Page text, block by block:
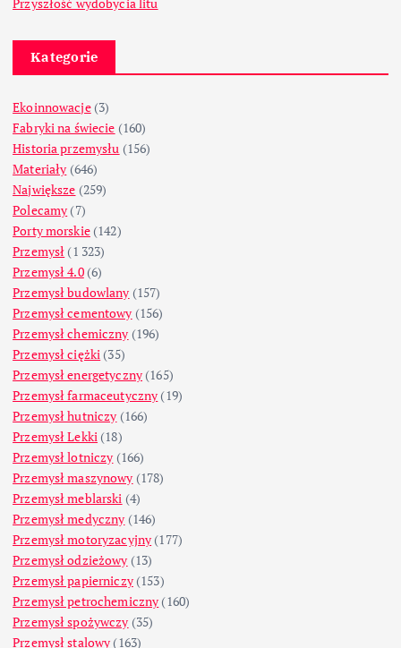
Przyszłość wydobycia litu
Kategorie
Ekoinnowacje(3)
Fabryki na świecie (160)
Historia przemysłu (156)
Materiały (646)
Największe (259)
Polecamy (7)
Porty morskie(142)
Przemysł (1 323)
Przemysł 4.0(6)
Przemysł budowlany (157)
Przemysł cementowy (156)
Przemysł chemiczny (196)
Przemysł ciężki (35)
Przemysł energetyczny (165)
Przemysł farmaceutyczny (19)
Przemysł hutniczy (166)
Przemysł Lekki (18)
Przemysł lotniczy (166)
Przemysł maszynowy (178)
Przemysł meblarski (4)
Przemysł medyczny (146)
Przemysł motoryzacyjny (177)
Przemysł odzieżowy (13)
Przemysł papierniczy(153)
Przemysł petrochemiczny (160)
Przemysł spożywczy (35)
Przemysł stalowy (163)